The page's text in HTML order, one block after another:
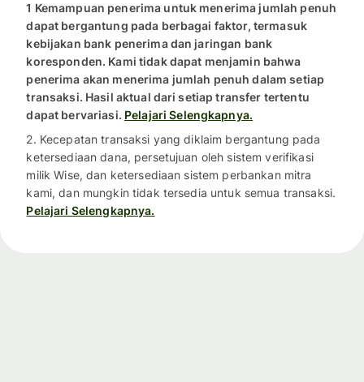
1 Kemampuan penerima untuk menerima jumlah penuh
dapat bergantung pada berbagai faktor, termasuk
kebijakan bank penerima dan jaringan bank
koresponden. Kami tidak dapat menjamin bahwa
penerima akan menerima jumlah penuh dalam setiap
transaksi. Hasil aktual dari setiap transfer tertentu
dapat bervariasi. Pelajari Selengkapnya.
2. Kecepatan transaksi yang diklaim bergantung pada
ketersediaan dana, persetujuan oleh sistem verifikasi
milik Wise, dan ketersediaan sistem perbankan mitra
kami, dan mungkin tidak tersedia untuk semua transaksi.
Pelajari Selengkapnya.